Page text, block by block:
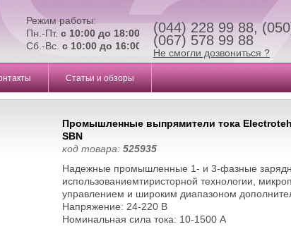
Режим работы:
Пн.-Пт. с 10:00 до 18:00
Сб.-Вс. с 10:00 до 16:00
(044) 228 99 88,
(067) 578 99 88
Не смогли дозвониться ?
Статьи и обзоры
Промышленные выпрямители тока
SBN
код товара: 525935
Надежные промышленные 1- и 3-фазные
использованиемтиристорной технологии,
управлением и широким диапазоном
Напряжение: 24-220 В
Номинальная сила тока: 10-1500 А